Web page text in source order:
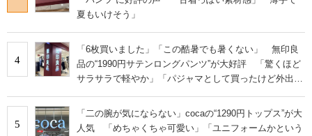
夏もいけそう」
4
「6枚買いました」「この酷暑でも暑くない」 無印良
品の“1990円サテンロングパンツ”が大好評 「驚くほど
サラサラで軽やか」「パジャマとして買ったけど外出用
5
「二の腕が気にならない」cocaの“1290円トップス”が大
人気 「めちゃくちゃ可愛い」「ユニフォームかという